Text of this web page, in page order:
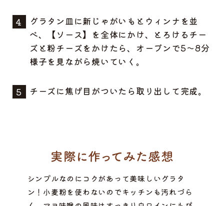
グラタン皿に新じゃがいもとウィンナを並
べ、【ソース】を全体にかけ、とろけるチー
ズと粉チーズをかけたら、オーブンで5〜8分
様子を見ながら焼いていく。
チーズに焦げ目がついたら取り出して完成。
シンプルなのにコクがあって美味しいグラタ
ン！小麦粉を使わないのでキッチンも汚れづら